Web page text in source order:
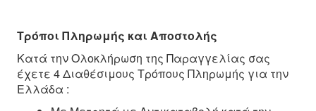
Τρόποι Πληρωμής και Αποστολής
Κατά την Ολοκλήρωση της Παραγγελίας σας
έχετε 4 Διαθέσιμους Τρόπους Πληρωμής για την
Ελλάδα :